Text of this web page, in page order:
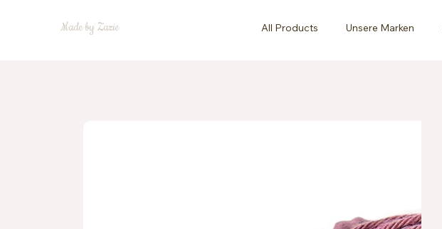
Made by Zazie All Products Unsere Marken